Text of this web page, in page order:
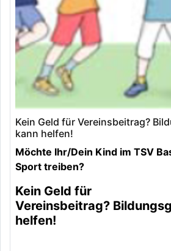
Kein Geld für Vereinsbeitrag?
kann helfen!
Möchte Ihr/Dein Kind im TSV
Sport treiben?
Kein Geld für
Vereinsbeitrag?
helfen!